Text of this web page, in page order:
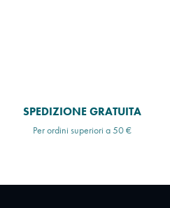
SPEDIZIONE GRATUITA
Per ordini superiori a 50 €